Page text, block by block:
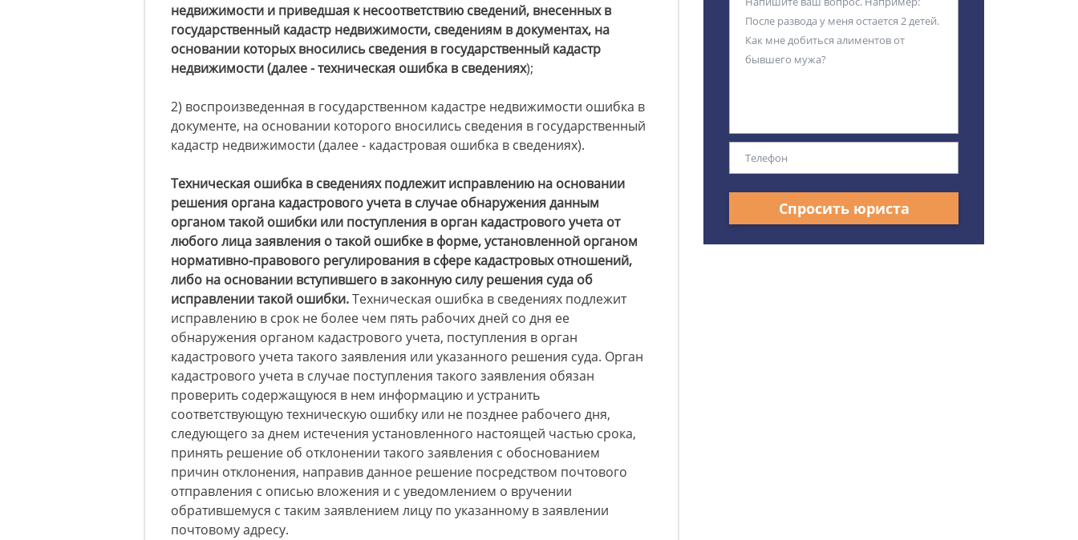
недвижимости и приведшая к несоответствию сведений, внесенных в
государственный кадастр недвижимости, сведениям в документах, на
основании которых вносились сведения в государственный кадастр
недвижимости (далее - техническая ошибка в сведениях);
2) воспроизведенная в государственном кадастре недвижимости ошибка в
документе, на основании которого вносились сведения в государственный
кадастр недвижимости (далее - кадастровая ошибка в сведениях).
Техническая ошибка в сведениях подлежит исправлению на основании
решения органа кадастрового учета в случае обнаружения данным
органом такой ошибки или поступления в орган кадастрового учета от
любого лица заявления о такой ошибке в форме, установленной органом
нормативно-правового регулирования в сфере кадастровых отношений,
либо на основании вступившего в законную силу решения суда об
исправлении такой ошибки.Техническая ошибка в сведениях подлежит
исправлению в срок не более чем пять рабочих дней со дня ее
обнаружения органом кадастрового учета, поступления в орган
кадастрового учета такого заявления или указанного решения суда. Орган
кадастрового учета в случае поступления такого заявления обязан
проверить содержащуюся в нем информацию и устранить
соответствующую техническую ошибку или не позднее рабочего дня,
следующего за днем истечения установленного настоящей частью срока,
принять решение об отклонении такого заявления с обоснованием
причин отклонения, направив данное решение посредством почтового
отправления с описью вложения и с уведомлением о вручении
обратившемуся с таким заявлением лицу по указанному в заявлении
почтовому адресу.
Спросить юриста